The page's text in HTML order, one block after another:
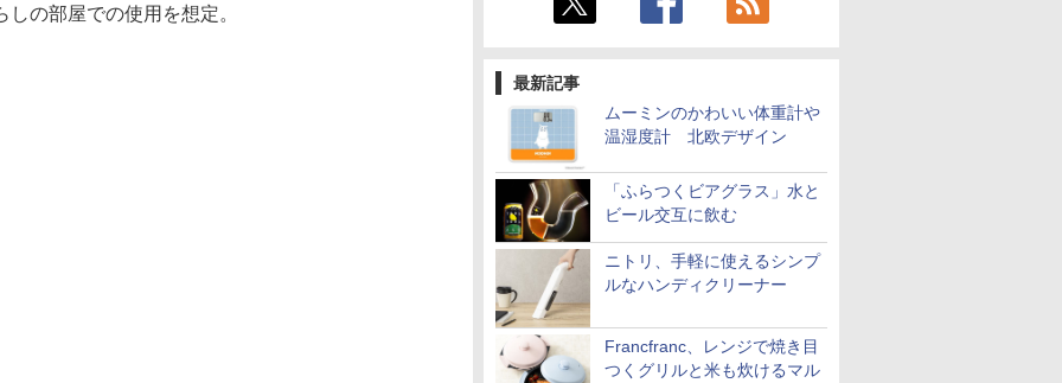
最新記事
ムーミンのかわいい体重計や
温湿度計 北欧デザイン
「ふらつくビアグラス」水と
ビール交互に飲む
ニトリ、手軽に使えるシンプ
ルなハンディクリーナー
Francfranc、レンジで焼き目
つくグリルと米も炊けるマル
の部屋での使用を想定。